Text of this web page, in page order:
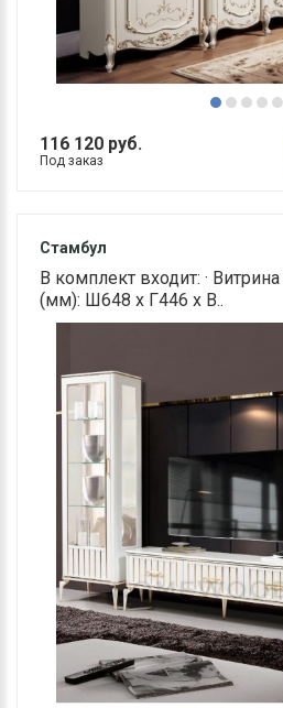
116 120 руб.
Под заказ
Стамбул
В комплект входит: ·
(мм): Ш648 х Г446 х В..